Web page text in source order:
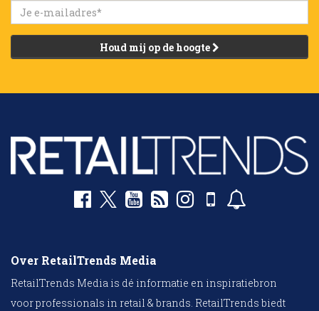
Houd mij op de hoogte
Over RetailTrends Media
RetailTrends Media is dé informatie en inspiratiebron
voor professionals in retail & brands. RetailTrends biedt